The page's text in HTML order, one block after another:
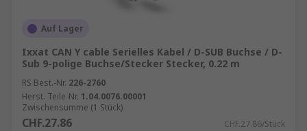
Auf Lager
Ixxat CAN Y cable Serielles Kabel / D-SUB Buchse / D-
Sub 9-polige Buchse/Stecker Stecker, 0.22 m
RS Best.-Nr. 226-2760
Herst. Teile-Nr. 1.04.0076.00001
Zwischensumme (1 Stück)
CHF.27.86 CHF.27.86/Stück